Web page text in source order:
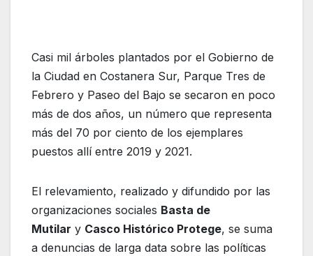
Casi mil árboles plantados por el Gobierno de
la Ciudad en Costanera Sur, Parque Tres de
Febrero y Paseo del Bajo se secaron en poco
más de dos años, un número que representa
más del 70 por ciento de los ejemplares
puestos allí entre 2019 y 2021.
El relevamiento, realizado y difundido por las
organizaciones sociales Basta de
Mutilar y Casco Histórico Protege, se suma
a denuncias de larga data sobre las políticas